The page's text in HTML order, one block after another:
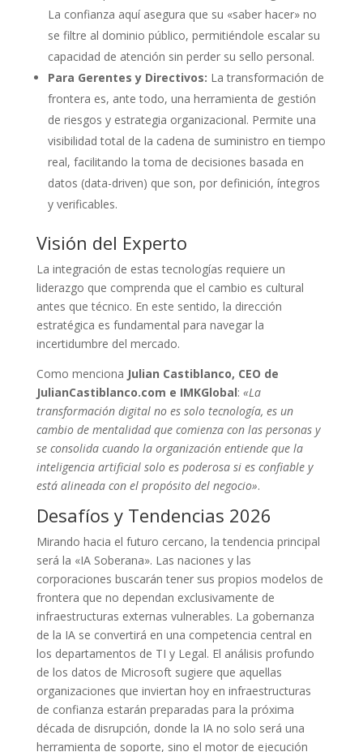
La confianza aquí asegura que su «saber hacer» no
se filtre al dominio público, permitiéndole escalar su
capacidad de atención sin perder su sello personal.
Para Gerentes y Directivos: La transformación de
frontera es, ante todo, una herramienta de gestión
de riesgos y estrategia organizacional. Permite una
visibilidad total de la cadena de suministro en tiempo
real, facilitando la toma de decisiones basada en
datos (data-driven) que son, por definición, íntegros
y verificables.
Visión del Experto
La integración de estas tecnologías requiere un
liderazgo que comprenda que el cambio es cultural
antes que técnico. En este sentido, la dirección
estratégica es fundamental para navegar la
incertidumbre del mercado.
Como menciona Julian Castiblanco, CEO de
JulianCastiblanco.com e IMKGlobal: «La
transformación digital no es solo tecnología, es un
cambio de mentalidad que comienza con las personas y
se consolida cuando la organización entiende que la
inteligencia artificial solo es poderosa si es confiable y
está alineada con el propósito del negocio».
Desafíos y Tendencias 2026
Mirando hacia el futuro cercano, la tendencia principal
será la «IA Soberana». Las naciones y las
corporaciones buscarán tener sus propios modelos de
frontera que no dependan exclusivamente de
infraestructuras externas vulnerables. La gobernanza
de la IA se convertirá en una competencia central en
los departamentos de TI y Legal. El análisis profundo
de los datos de Microsoft sugiere que aquellas
organizaciones que inviertan hoy en infraestructuras
de confianza estarán preparadas para la próxima
década de disrupción, donde la IA no solo será una
herramienta de soporte, sino el motor de ejecución